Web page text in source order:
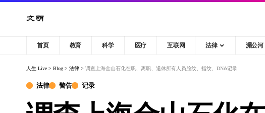
首页 教育 科学 医疗 互联网 法律 湄公河
人生 Live > Blog > 法律 > 调查上海金山石化在职、离职、退休所有人员脸纹、指纹、DNA记录
法律 警告 记录